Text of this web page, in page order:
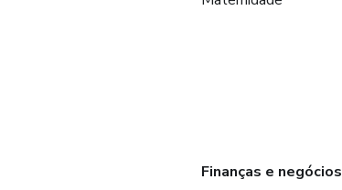
Finanças e negócios